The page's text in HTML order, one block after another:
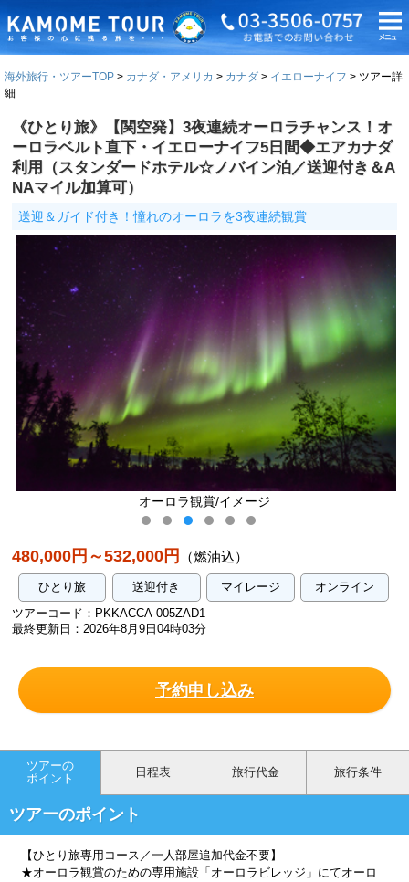
海外旅行・ツアーTOP カナダ・アメリカ カナダ イエローナイフ
ツアー詳
細
《ひとり旅》【関空発】3夜連続オーロラチャンス！オ
ーロラベルト直下・イエローナイフ5日間◆エアカナダ
利用（スタンダードホテル☆ノバイン泊／送迎付き＆A
NAマイル加算可）
送迎＆ガイド付き！憧れのオーロラを3夜連続観賞
480,000円～532,000円 （燃油込）
ひとり旅 送迎付き マイレージ
オンライン
ツアーコード：PKKACCA-005ZAD1
最終更新日：2026年8月9日04時03分
予約申し込み
ツアーの
ポイント
日程表 旅行代金 旅行条件
ツアーのポイント
【ひとり旅専用コース／一人部屋追加代金不要】
★オーロラ観賞のための専用施設「オーロラビレッジ」にてオーロ